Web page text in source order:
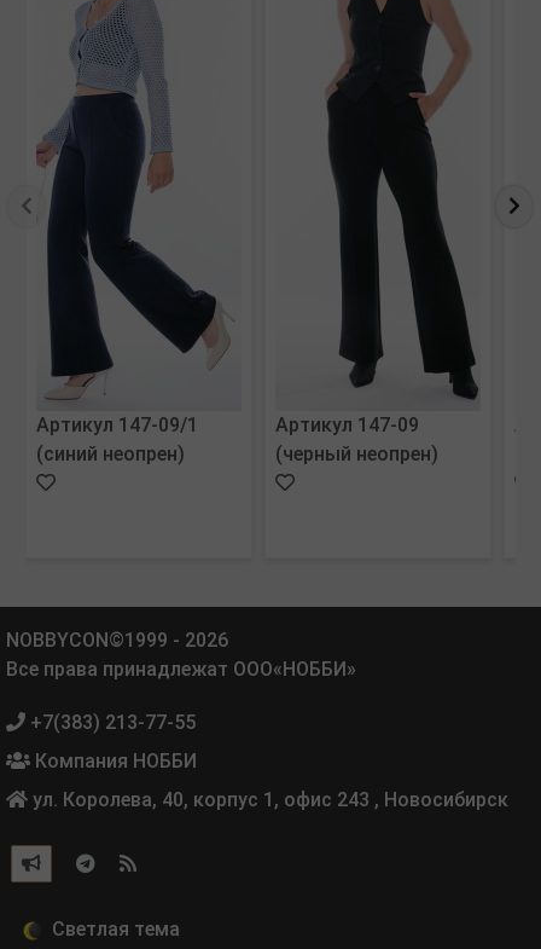
Артикул 147-09/1
(синий неопрен)
Артикул 147-09
(черный неопрен)
NOBBYCON©1999 - 2026
Все права принадлежат ООО«НОББИ»
+7(383) 213-77-55
Компания НОББИ
ул. Королева, 40, корпус 1, офис 243 , Новосибирск